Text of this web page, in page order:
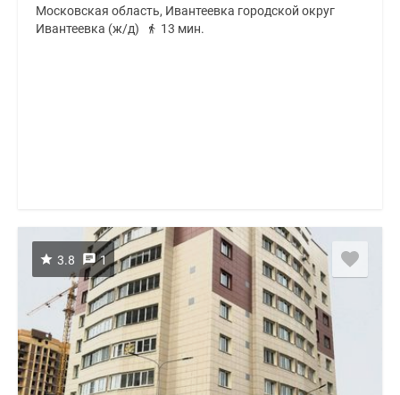
Московская область, Ивантеевка городской округ
Ивантеевка (ж/д)
13 мин.
3.8 1